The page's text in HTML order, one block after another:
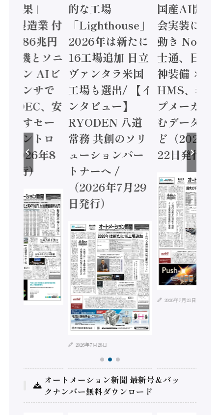
結果」
年製造業 付
額86兆円
電機とソニ
コン AIビ
センサで
/ IDEC、安
かすセー
コントロ
2026年8
発行）
的な工場
「Lighthouse」
2026年は新たに
16工場追加 日立
ヴァンタラ米国
工場も選出/ 【イ
ンタビュー】
RYODEN 八道
常務 共創のソリ
ューションパー
トナーへ /
（2026年7月29
日発行）
2026年7月28日
国産AI開発
会実装に活
動き
士通、日立
神装備 ×
HMS、老舗
プメーカー
むデータ活
ど（2026年
22日発行）
2026年7月21日
オートメーション新聞 最新号＆バッ
クナンバー無料ダウンロード